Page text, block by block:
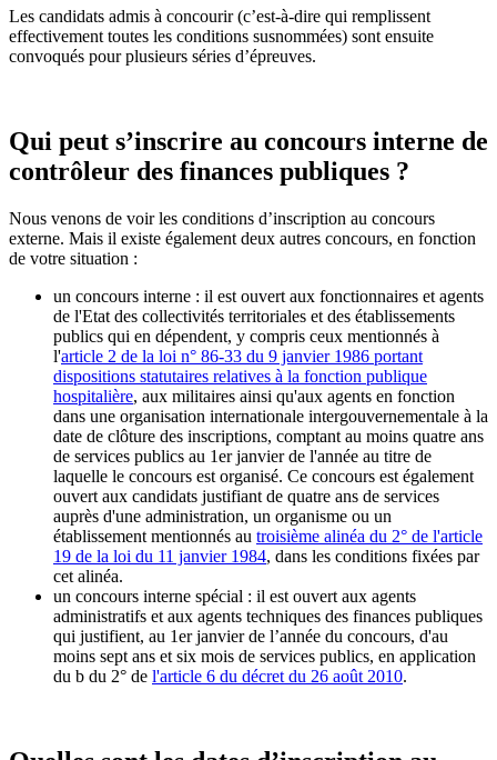
Les candidats admis à concourir (c’est-à-dire qui remplissent
effectivement toutes les conditions susnommées) sont ensuite
convoqués pour plusieurs séries d’épreuves.
Qui peut s’inscrire au concours interne de
contrôleur des finances publiques ?
Nous venons de voir les conditions d’inscription au concours
externe. Mais il existe également deux autres concours, en fonction
de votre situation :
un concours interne : il est ouvert aux fonctionnaires et agents
de l'Etat des collectivités territoriales et des établissements
publics qui en dépendent, y compris ceux mentionnés à
l'article 2 de la loi n° 86-33 du 9 janvier 1986 portant
dispositions statutaires relatives à la fonction publique
hospitalière, aux militaires ainsi qu'aux agents en fonction
dans une organisation internationale intergouvernementale à la
date de clôture des inscriptions, comptant au moins quatre ans
de services publics au 1er janvier de l'année au titre de
laquelle le concours est organisé. Ce concours est également
ouvert aux candidats justifiant de quatre ans de services
auprès d'une administration, un organisme ou un
établissement mentionnés au troisième alinéa du 2° de l'article
19 de la loi du 11 janvier 1984, dans les conditions fixées par
cet alinéa.
un concours interne spécial : il est ouvert aux agents
administratifs et aux agents techniques des finances publiques
qui justifient, au 1er janvier de l’année du concours, d'au
moins sept ans et six mois de services publics, en application
du b du 2° de l'article 6 du décret du 26 août 2010.